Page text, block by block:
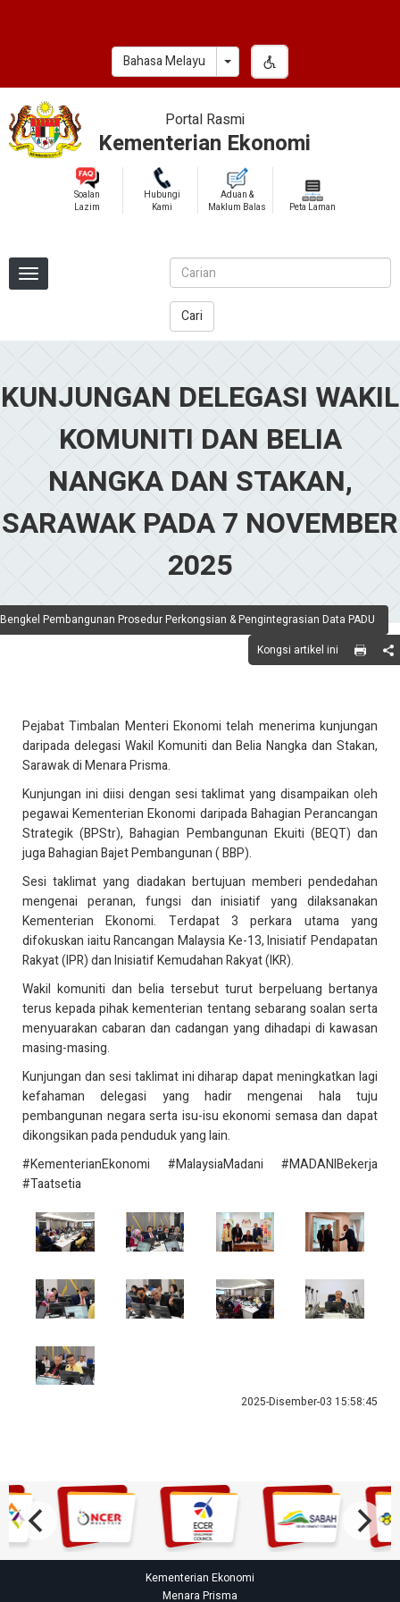
Bahasa Melayu Toggle Dropdown
Portal Rasmi
Kementerian Ekonomi
Soalan
Lazim
Hubungi
Kami
Aduan &
Maklum Balas
Peta Laman
Cari
KUNJUNGAN DELEGASI WAKIL
KOMUNITI DAN BELIA
NANGKA DAN STAKAN,
SARAWAK PADA 7 NOVEMBER
2025
Bengkel Pembangunan Prosedur Perkongsian & Pengintegrasian Data PADU
Kongsi artikel ini
Pejabat Timbalan Menteri Ekonomi telah menerima kunjungan
daripada delegasi Wakil Komuniti dan Belia Nangka dan Stakan,
Sarawak di Menara Prisma.
Kunjungan ini diisi dengan sesi taklimat yang disampaikan oleh
pegawai Kementerian Ekonomi daripada Bahagian Perancangan
Strategik (BPStr), Bahagian Pembangunan Ekuiti (BEQT) dan
juga Bahagian Bajet Pembangunan ( BBP).
Sesi taklimat yang diadakan bertujuan memberi pendedahan
mengenai peranan, fungsi dan inisiatif yang dilaksanakan
Kementerian Ekonomi. Terdapat 3 perkara utama yang
difokuskan iaitu Rancangan Malaysia Ke-13, Inisiatif Pendapatan
Rakyat (IPR) dan Inisiatif Kemudahan Rakyat (IKR).
Wakil komuniti dan belia tersebut turut berpeluang bertanya
terus kepada pihak kementerian tentang sebarang soalan serta
menyuarakan cabaran dan cadangan yang dihadapi di kawasan
masing-masing.
Kunjungan dan sesi taklimat ini diharap dapat meningkatkan lagi
kefahaman delegasi yang hadir mengenai hala tuju
pembangunan negara serta isu-isu ekonomi semasa dan dapat
dikongsikan pada penduduk yang lain.
#KementerianEkonomi #MalaysiaMadani #MADANIBekerja
#Taatsetia
2025-Disember-03 15:58:45
Kementerian Ekonomi
Menara Prisma